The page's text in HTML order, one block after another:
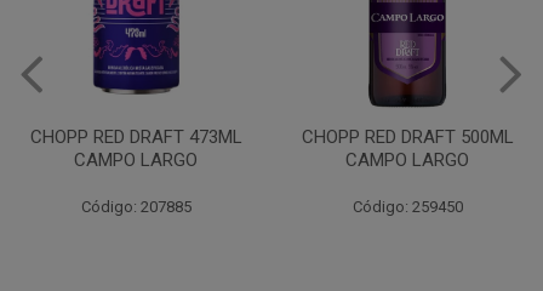
CHOPP RED DRAFT 500ML
CAMPO LARGO
Código: 259450
VINHO JURUPINGA DINALLE
975ML BCO